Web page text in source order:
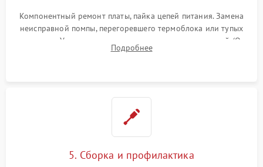
Компонентный ремонт платы, пайка цепей питания. Замена
неисправной помпы, перегоревшего термоблока или тупых
жерновов. Установка новых силиконовых уплотнителей (O-
ring) и тефлоновых трубок для надежного устранения
Подробнее
5. Сборка и профилактика